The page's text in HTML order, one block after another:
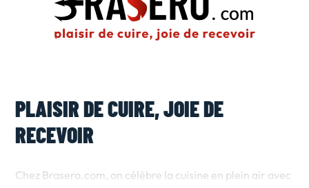
PLAISIR DE CUIRE, JOIE DE
RECEVOIR
Chez Brasero.com, on célèbre la cuisine en plein air avec